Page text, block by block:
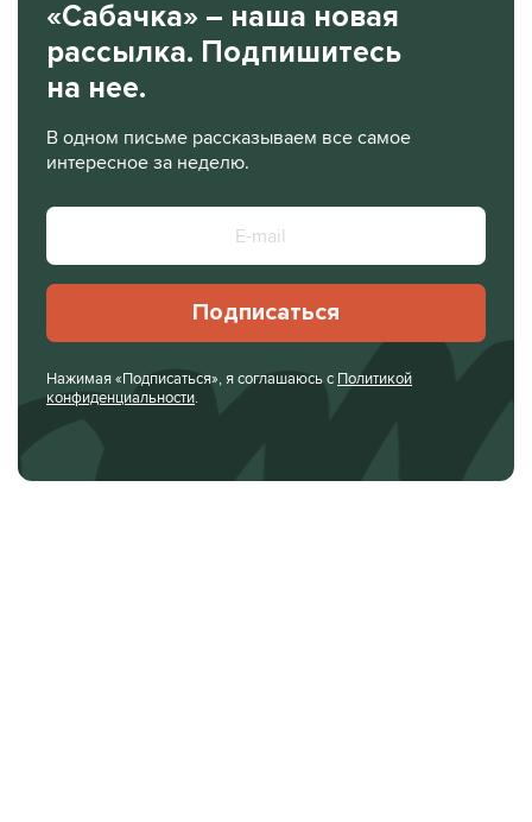
«Сабачка» – наша новая
рассылка. Подпишитесь
на нее.
В одном письме рассказываем все самое
интересное за неделю.
Подписаться
Нажимая «Подписаться», я соглашаюсь с Политикой
конфиденциальности.